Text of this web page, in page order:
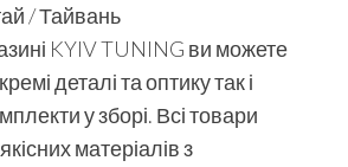
/ Тайвань
KYIV TUNING ви можете
деталі та оптику так і
у зборі. Всі товари
матеріалів з